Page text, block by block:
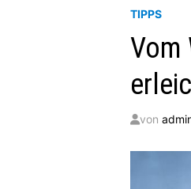
TIPPS
Vom
von